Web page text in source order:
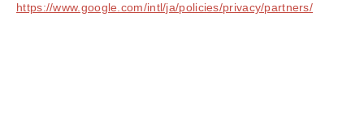
https://www.google.com/intl/ja/policies/privacy/partners/